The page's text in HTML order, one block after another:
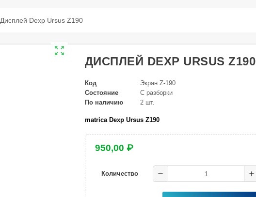
Дисплей Dexp Ursus Z190
zoom_out_map
ДИСПЛЕЙ DEXP URSUS Z190
Код
Экран Z-190
Состояние
С разборки
По наличию
2 шт.
matrica Dexp Ursus Z190
950,00 ₽
Количество remove add